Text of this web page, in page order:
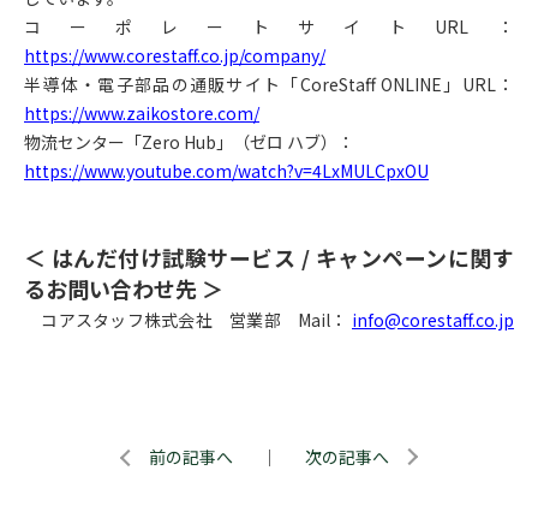
コーポレートサイトURL：
https://www.corestaff.co.jp/company/
半導体・電子部品の通販サイト「CoreStaff ONLINE」URL：
https://www.zaikostore.com/
物流センター「Zero Hub」（ゼロ ハブ）：
https://www.youtube.com/watch?v=4LxMULCpxOU
＜ はんだ付け試験サービス / キャンペーンに関す
るお問い合わせ先 ＞
コアスタッフ株式会社 営業部 Mail： info@corestaff.co.jp
前の記事へ ｜ 次の記事へ